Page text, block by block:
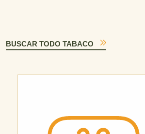
BUSCAR TODO TABACO